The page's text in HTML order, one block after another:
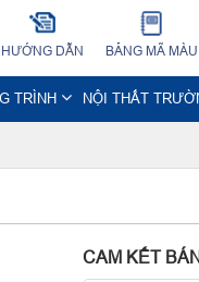
HƯỚNG DẪN BẢNG MÃ MÀU
TRÌNH NỘI THẤT
CAM KẾT